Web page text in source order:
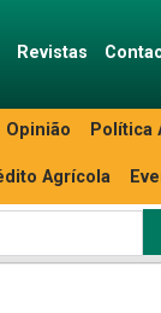
Revistas
Opinião Política
Agrícola